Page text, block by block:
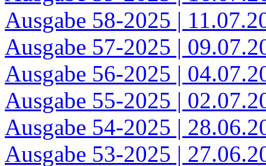
Ausgabe 58-2025 |
Ausgabe 57-2025 |
Ausgabe 56-2025 |
Ausgabe 55-2025 |
Ausgabe 54-2025 |
Ausgabe 53-2025 |